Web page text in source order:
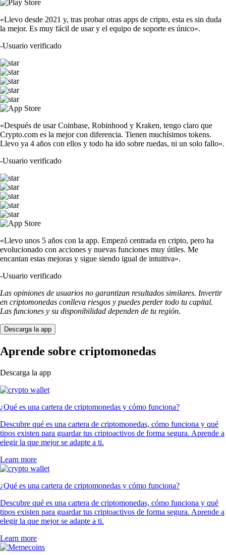
«Llevo desde 2021 y, tras probar otras apps de cripto, esta es sin duda
la mejor. Es muy fácil de usar y el equipo de soporte es único».
-Usuario verificado
«Después de usar Coinbase, Robinhood y Kraken, tengo claro que
Crypto.com es la mejor con diferencia. Tienen muchísimos tokens.
Llevo ya 4 años con ellos y todo ha ido sobre ruedas, ni un solo fallo».
-Usuario verificado
«Llevo unos 5 años con la app. Empezó centrada en cripto, pero ha
evolucionado con acciones y nuevas funciones muy útiles. Me
encantan estas mejoras y sigue siendo igual de intuitiva».
-Usuario verificado
Las opiniones de usuarios no garantizan resultados similares. Invertir
en criptomonedas conlleva riesgos y puedes perder todo tu capital.
Las funciones y su disponibilidad dependen de tu región.
Descarga la app
Aprende sobre criptomonedas
Descarga la app
¿Qué es una cartera de criptomonedas y cómo funciona?
Descubre qué es una cartera de criptomonedas, cómo funciona y qué
tipos existen para guardar tus criptoactivos de forma segura. Aprende a
elegir la que mejor se adapte a ti.
Learn more
¿Qué es una cartera de criptomonedas y cómo funciona?
Descubre qué es una cartera de criptomonedas, cómo funciona y qué
tipos existen para guardar tus criptoactivos de forma segura. Aprende a
elegir la que mejor se adapte a ti.
Learn more